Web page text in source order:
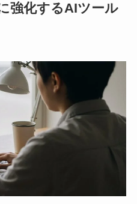
強化するAIツール